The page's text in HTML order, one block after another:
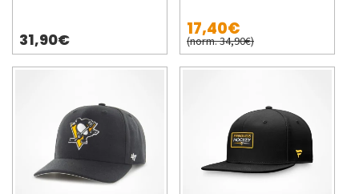
31,90€
17,40€
(norm. 34,90€)